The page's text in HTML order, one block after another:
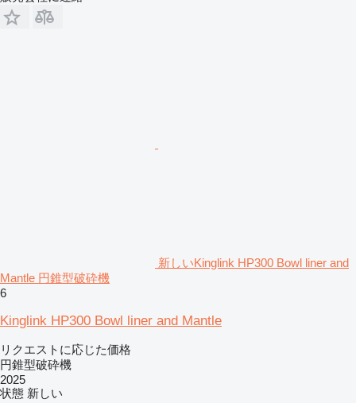
新しいKinglink HP300 Bowl liner and
Mantle 円錐型破砕機
6
Kinglink HP300 Bowl liner and Mantle
リクエストに応じた価格
円錐型破砕機
2025
状態 新しい